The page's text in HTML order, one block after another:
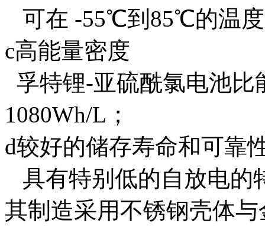
可在 -55℃到85℃的温
c高能量密度
孚特锂-亚硫酰氯电池比
1080Wh/L；
d较好的储存寿命和可靠
具有特别低的自放电的
其制造采用不锈钢壳体